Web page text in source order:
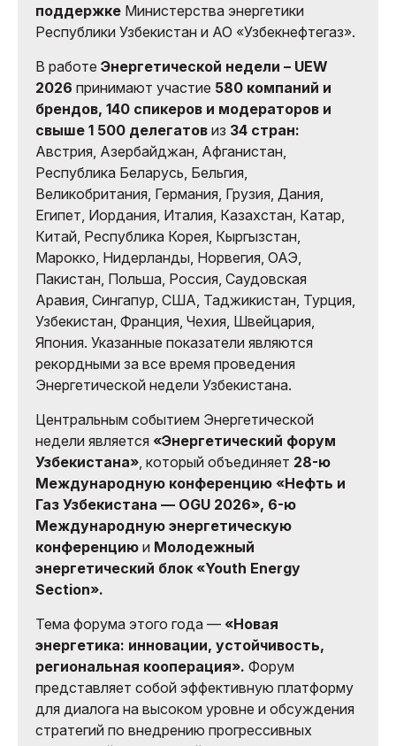
поддержке Министерства энергетики
Республики Узбекистан и АО «Узбекнефтегаз».
В работе Энергетической недели – UEW
2026 принимают участие 580 компаний и
брендов, 140 спикеров и модераторов и
свыше 1 500 делегатов из 34 стран:
Австрия, Азербайджан, Афганистан,
Республика Беларусь, Бельгия,
Великобритания, Германия, Грузия, Дания,
Египет, Иордания, Италия, Казахстан, Катар,
Китай, Республика Корея, Кыргызстан,
Марокко, Нидерланды, Норвегия, ОАЭ,
Пакистан, Польша, Россия, Саудовская
Аравия, Сингапур, США, Таджикистан, Турция,
Узбекистан, Франция, Чехия, Швейцария,
Япония. Указанные показатели являются
рекордными за все время проведения
Энергетической недели Узбекистана.
Центральным событием Энергетической
недели является «Энергетический форум
Узбекистана», который объединяет 28-ю
Международную конференцию «Нефть и
Газ Узбекистана — OGU 2026», 6-ю
Международную энергетическую
конференцию и Молодежный
энергетический блок «Youth Energy
Section».
Тема форума этого года — «Новая
энергетика: инновации, устойчивость,
региональная кооперация». Форум
представляет собой эффективную платформу
для диалога на высоком уровне и обсуждения
стратегий по внедрению прогрессивных